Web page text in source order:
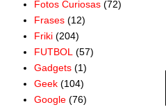
Fotos Curiosas (72)
Frases (12)
Friki (204)
FUTBOL (57)
Gadgets (1)
Geek (104)
Google (76)